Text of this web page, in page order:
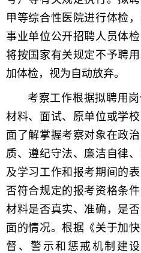
甲等综合性医院进行体检
事业单位公开招聘人员体
将按国家有关规定不予聘
加体检，视为自动放弃。
考察工作根据拟聘用
材料、面试、原单位或学
面了解掌握考察对象在政
质、遵纪守法、廉洁自律
及学习工作和报考期间的
否符合规定的报考资格条
材料是否真实、准确，是
面的情况。根据《关于加
督、警示和惩戒机制建